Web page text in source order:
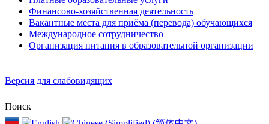
Финансово-хозяйственная деятельность
Вакантные места для приёма (перевода) обучающихся
Международное сотрудничество
Организация питания в образовательной организации
Версия для слабовидящих
Поиск